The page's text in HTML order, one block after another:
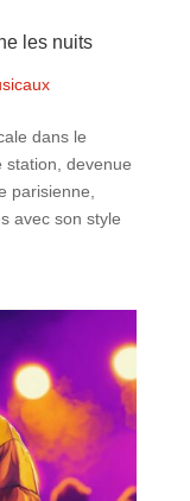
les nuits
dans le
station, devenue
parisienne,
avec son style